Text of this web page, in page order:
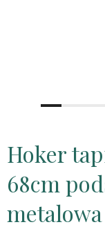
Hoker
68cm